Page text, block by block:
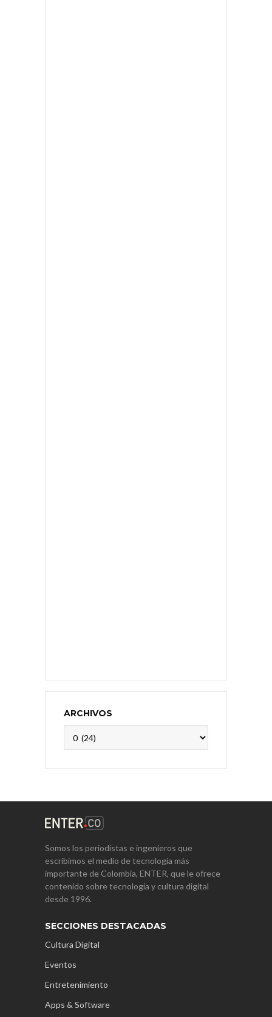
ARCHIVOS
Somos los periodistas e ingenieros que
escribimos el medio de tecnología más
importante de Colombia, ENTER, que le ofrece
contenido sobre tecnología y cultura digital
desde 1996.
SECCIONES DESTACADAS
Cultura Digital
Eventos
Entretenimiento
Apps & Software